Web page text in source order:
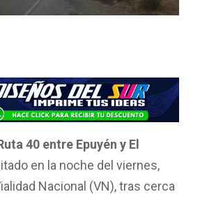
40 entre Epuyén y El
en la noche del viernes,
Nacional (VN), tras cerca